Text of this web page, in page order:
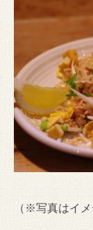
（※写真はイメ